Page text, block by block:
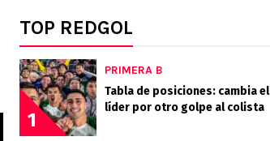
TOP REDGOL
1
PRIMERA B
Tabla de posiciones: cambia el
líder por otro golpe al colista